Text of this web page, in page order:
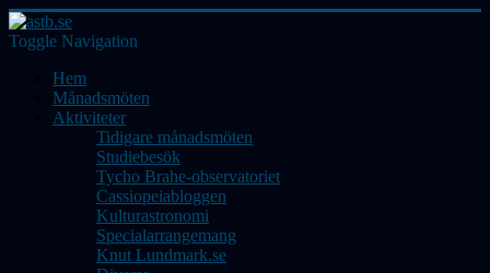
Toggle Navigation
Hem
Månadsmöten
Aktiviteter
Tidigare månadsmöten
Studiebesök
Tycho Brahe-observatoriet
Cassiopeiabloggen
Kulturastronomi
Specialarrangemang
Knut Lundmark.se